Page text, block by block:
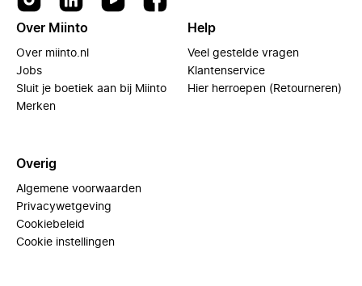
Over Miinto
Over miinto.nl
Jobs
Sluit je boetiek aan bij Miinto
Merken
Help
Veel gestelde vragen
Klantenservice
Hier herroepen (Retourneren)
Overig
Algemene voorwaarden
Privacywetgeving
Cookiebeleid
Cookie instellingen